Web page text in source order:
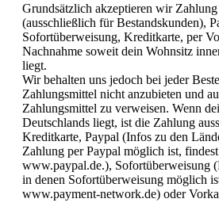
Grundsätzlich akzeptieren wir
(ausschließlich für Bestandskunden),
Sofortüberweisung, Kreditkarte, per
Nachnahme soweit dein Wohnsitz
liegt.
Wir behalten uns jedoch bei jeder
Zahlungsmittel nicht anzubieten und
Zahlungsmittel zu verweisen. Wenn
Deutschlands liegt, ist die Zahlung
Kreditkarte, Paypal (Infos zu den
Zahlung per Paypal möglich ist,
www.paypal.de.), Sofortüberweisung
in denen Sofortüberweisung möglich
www.payment-network.de) oder